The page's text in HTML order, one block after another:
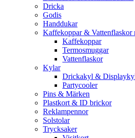
Dricka
Godis
Handdukar
Kaffekoppar & Vattenflaskor
Kaffekoppar
Termosmuggar
Vattenflaskor
Kylar
Drickakyl &
Partycooler
Pins & Märken
Plastkort & ID brickor
Reklampennor
Solstolar
Trycksaker